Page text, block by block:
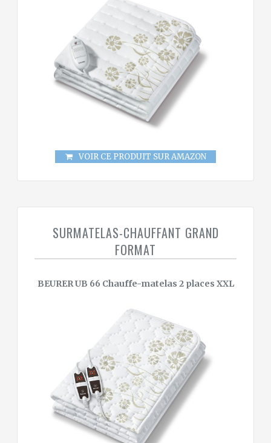
VOIR CE PRODUIT SUR AMAZON
SURMATELAS-CHAUFFANT GRAND
FORMAT
BEURER UB 66 Chauffe-matelas 2 places XXL